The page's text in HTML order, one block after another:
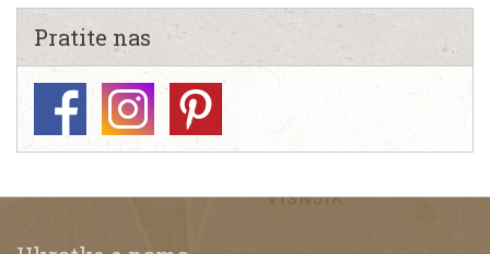
Pratite nas